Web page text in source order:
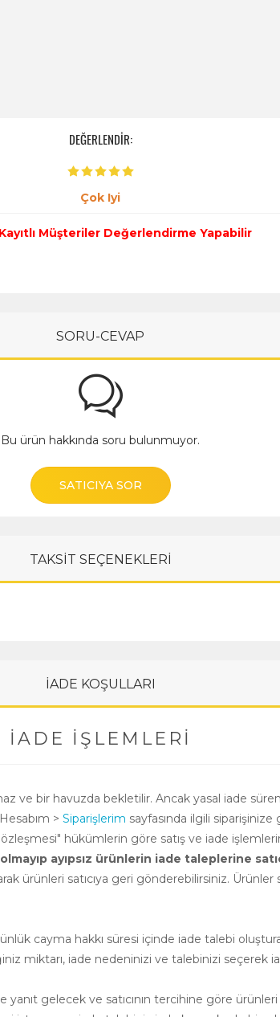
DEĞERLENDİR:
Çok Iyi
Müşteriler Değerlendirme Yapabilir
SORU-CEVAP
Bu ürün hakkında soru bulunmuyor.
SATICIYA SOR
TAKSİT SEÇENEKLERİ
İADE KOŞULLARI
İADE İŞLEMLERI
ve bir havuzda bekletilir. Ancak yasal iade
> Siparişlerim sayfasında ilgili
hükümlerin göre satış ve iade
ayıpsız ürünlerin iade taleplerine
satıcıya geri gönderebilirsiniz. Ürünler
cayma hakkı süresi içinde iade talebi
miktarı, iade nedeninizi ve talebinizi seçerek
gelecek ve satıcının tercihine göre